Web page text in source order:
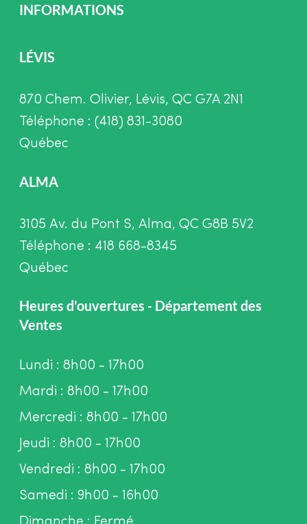
INFORMATIONS
LÉVIS
870 Chem. Olivier, Lévis, QC G7A 2N1
Téléphone : (418) 831-3080
Québec
ALMA
3105 Av. du Pont S, Alma, QC G8B 5V2
Téléphone : 418 668-8345
Québec
Heures d'ouvertures - Département des
Ventes
Lundi : 8h00 - 17h00
Mardi : 8h00 - 17h00
Mercredi : 8h00 - 17h00
Jeudi : 8h00 - 17h00
Vendredi : 8h00 - 17h00
Samedi : 9h00 - 16h00